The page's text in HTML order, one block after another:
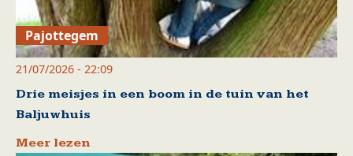
Pajottegem
21/07/2026 - 22:09
Drie meisjes in een boom in de tuin van het
Baljuwhuis
Meer lezen